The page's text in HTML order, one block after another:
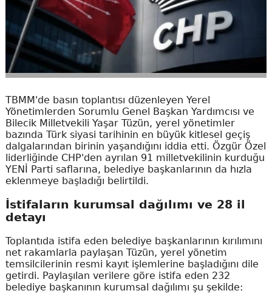
TBMM'de basın toplantısı düzenleyen Yerel
Yönetimlerden Sorumlu Genel Başkan Yardımcısı ve
Bilecik Milletvekili Yaşar Tüzün, yerel yönetimler
bazında Türk siyasi tarihinin en büyük kitlesel geçiş
dalgalarından birinin yaşandığını iddia etti. Özgür Özel
liderliğinde CHP'den ayrılan 91 milletvekilinin kurduğu
YENİ Parti saflarına, belediye başkanlarının da hızla
eklenmeye başladığı belirtildi.
İstifaların kurumsal dağılımı ve 28 il
detayı
Toplantıda istifa eden belediye başkanlarının kırılımını
net rakamlarla paylaşan Tüzün, yerel yönetim
temsilcilerinin resmi kayıt işlemlerine başladığını dile
getirdi. Paylaşılan verilere göre istifa eden 232
belediye başkanının kurumsal dağılımı şu şekilde: